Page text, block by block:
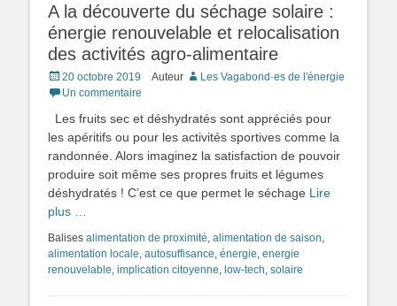
A la découverte du séchage solaire :
énergie renouvelable et relocalisation
des activités agro-alimentaire
Posted
on
20 octobre 2019 Auteur
Les Vagabond·es de l'énergie
Un commentaire
Les fruits sec et déshydratés sont appréciés pour
les apéritifs ou pour les activités sportives comme la
randonnée. Alors imaginez la satisfaction de pouvoir
produire soit même ses propres fruits et légumes
déshydratés ! C’est ce que permet le séchage Lire
plus …
Balises alimentation de proximité alimentation de saison
alimentation locale autosuffisance énergie energie
renouvelable implication citoyenne low-tech solaire